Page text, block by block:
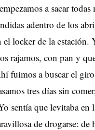
a sacar todas
adentro de los
el locker de la estación.
rajamos, con pan y
fuimos a buscar el
tres días sin
sentía que levitaba en
de drogarse: de